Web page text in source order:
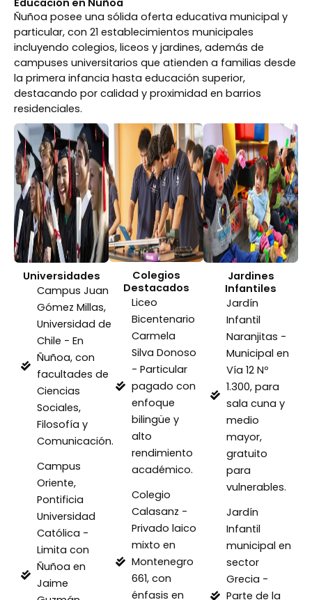
Educación en Ñuñoa
Ñuñoa posee una sólida oferta educativa municipal y
particular, con 21 establecimientos municipales
incluyendo colegios, liceos y jardines, además de
campuses universitarios que atienden a familias desde
la primera infancia hasta educación superior,
destacando por calidad y proximidad en barrios
residenciales.
Universidades
Campus Juan
Gómez Millas,
Universidad de
Chile - En
Ñuñoa, con
facultades de
Ciencias
Sociales,
Filosofía y
Comunicación.
Campus
Oriente,
Pontificia
Universidad
Católica -
Limita con
Ñuñoa en
Jaime
Colegios
Destacados
Liceo
Bicentenario
Carmela
Silva Donoso
- Particular
pagado con
enfoque
bilingüe y
alto
rendimiento
académico.
Colegio
Calasanz -
Privado laico
mixto en
Montenegro
661, con
énfasis en
Jardines
Infantiles
Jardín
Infantil
Naranjitas -
Municipal en
Vía 12 Nº
1.300, para
sala cuna y
medio
mayor,
gratuito
para
vulnerables.
Jardín
Infantil
municipal en
sector
Grecia -
Parte de la